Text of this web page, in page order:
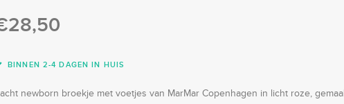
BINNEN 2-4 DAGEN IN HUIS
newborn broekje met voetjes van MarMar Copenhagen in licht roze,